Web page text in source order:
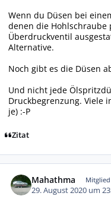
Wenn du Düsen bei
denen die
Überdruckventil
Alternative.
Noch gibt es die Düsen
Und nicht jede
Druckbegrenzung. Viele
je) :-P
Zitat
Mahathma Mitglied
29. August 2020 um